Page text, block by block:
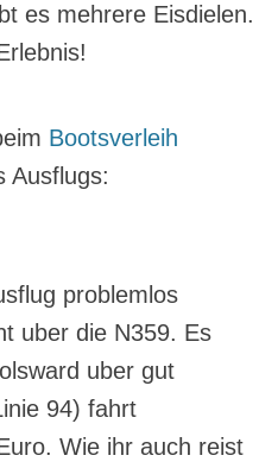
es mehrere Eisdielen.
Bootsverleih
Ausflugs:
problemlos
uber die N359. Es
uber gut
94) fahrt
Wie ihr auch reist